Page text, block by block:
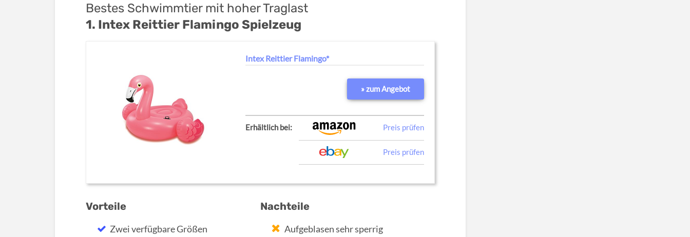
Bestes Schwimmtier mit hoher Traglast
1. Intex Reittier Flamingo Spielzeug
Intex Reittier Flamingo*
» zum Angebot
Erhältlich bei: Preis prüfen
Preis prüfen
Vorteile
Zwei verfügbare Größen
Nachteile
Aufgeblasen sehr sperrig